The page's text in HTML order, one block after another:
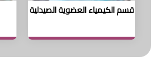
قسم الكيمياء العضوية الصيدلية